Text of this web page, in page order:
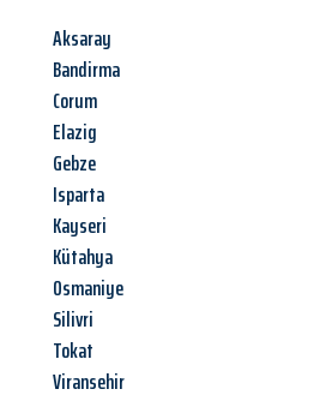
Aksaray
Bandirma
Corum
Elazig
Gebze
Isparta
Kayseri
Kütahya
Osmaniye
Silivri
Tokat
Viransehir